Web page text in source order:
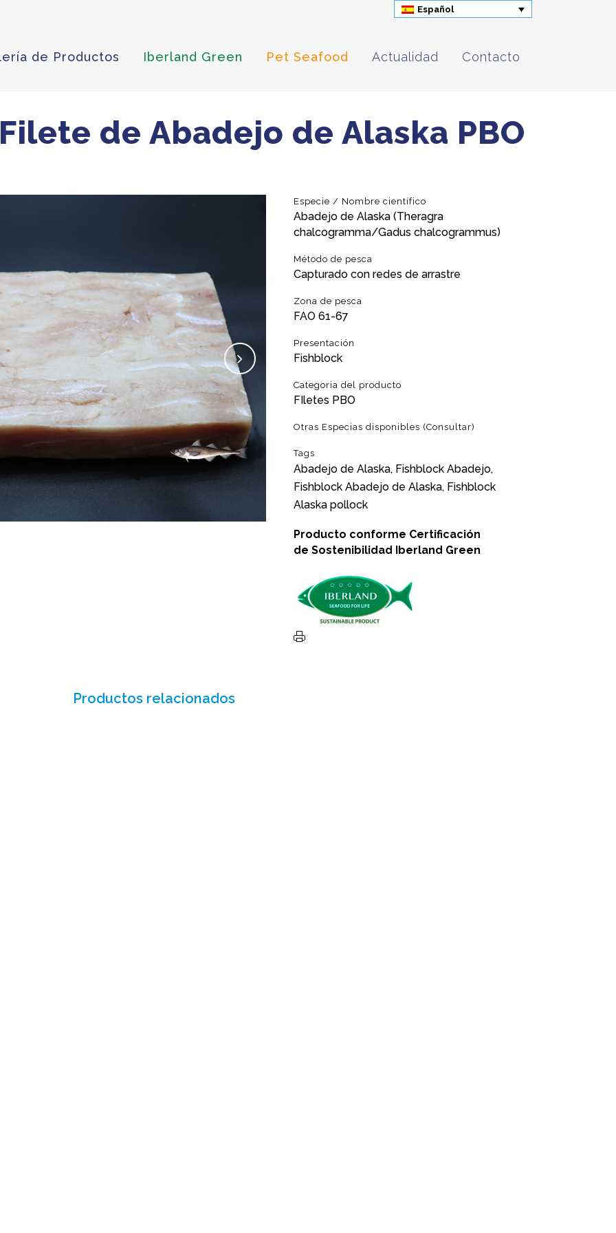
Español
de Productos Iberland Green Pet Seafood Actualidad Contacto
de Abadejo de Alaska PBO
Especie / Nombre científico
Abadejo de Alaska (Theragra
chalcogramma/Gadus chalcogrammus)
Método de pesca
Capturado con redes de arrastre
Zona de pesca
FAO 61-67
Presentación
Fishblock
Categoria del producto
FIletes PBO
Otras Especias disponibles (Consultar)
Tags
Abadejo de Alaska, Fishblock Abadejo,
Fishblock Abadejo de Alaska, Fishblock
Alaska pollock
Producto conforme Certificación
de Sostenibilidad Iberland Green
Productos relacionados